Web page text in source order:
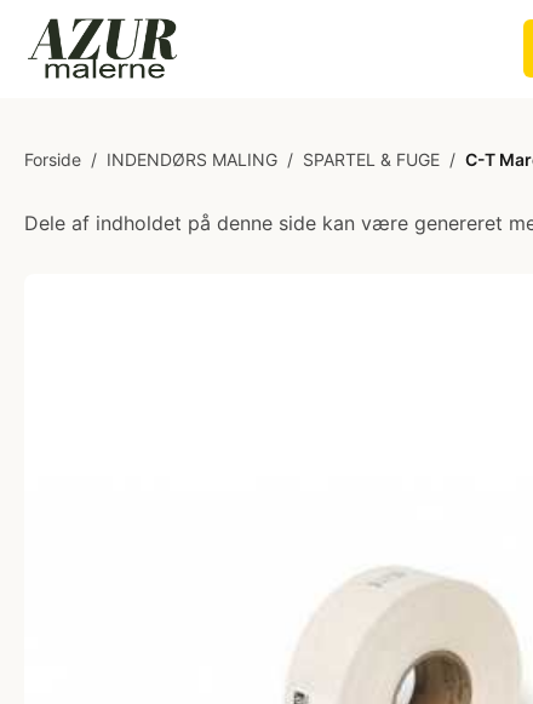
Forside / INDENDØRS MALING / SPARTEL & FUGE / C-T
Dele af indholdet på denne side kan være genereret